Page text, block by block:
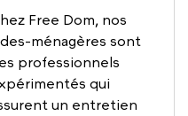
Free Dom, nos
ménagères sont
professionnels
qui
un entretien